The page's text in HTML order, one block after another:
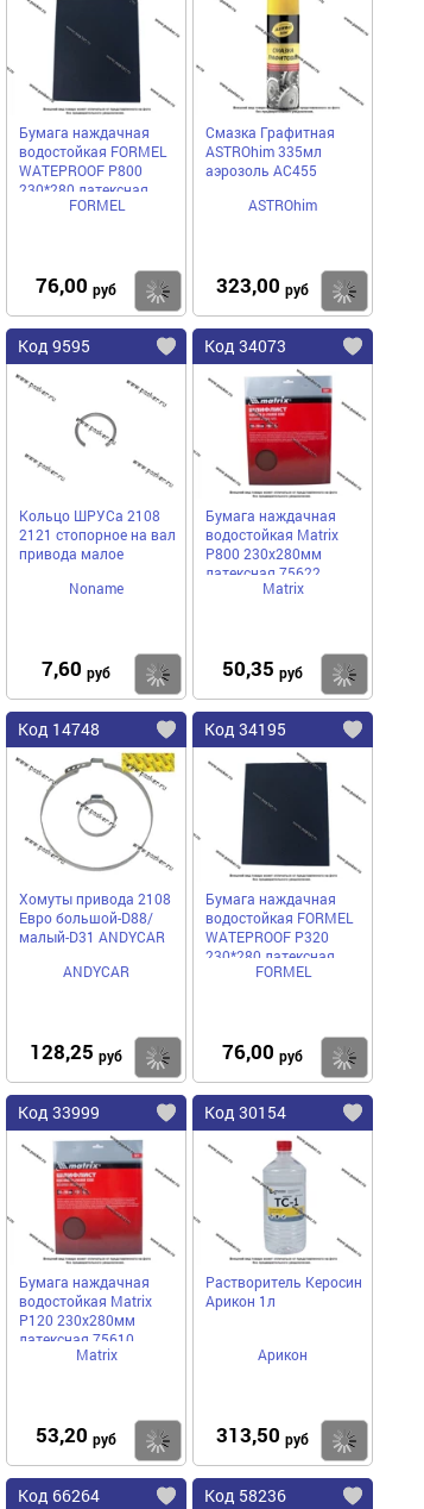
Бумага наждачная
водостойкая FORMEL
WATEPROOF Р800
230*280 латексная
85957320800
FORMEL
76,00 руб Купить
Смазка Графитная
ASTROhim 335мл
аэрозоль AC455
ASTROhim
323,00 руб
Код 9595
Кольцо ШРУСа 2108
2121 стопорное на вал
привода малое
Noname
7,60 руб Купить
Код 34073
Бумага наждачная
водостойкая Matrix
P800 230х280мм
латексная 75622
Matrix
50,35 руб
Код 14748
Хомуты привода 2108
Евро большой-D88/
малый-D31 ANDYCAR
ANDYCAR
128,25 руб Купить
Код 34195
Бумага наждачная
водостойкая FORMEL
WATEPROOF Р320
230*280 латексная
85957320320
FORMEL
76,00 руб
Код 33999
Бумага наждачная
водостойкая Matrix
P120 230х280мм
латексная 75610
Matrix
53,20 руб Купить
Код 30154
Растворитель Керосин
Арикон 1л
Арикон
313,50 руб
Код 66264 Код 58236